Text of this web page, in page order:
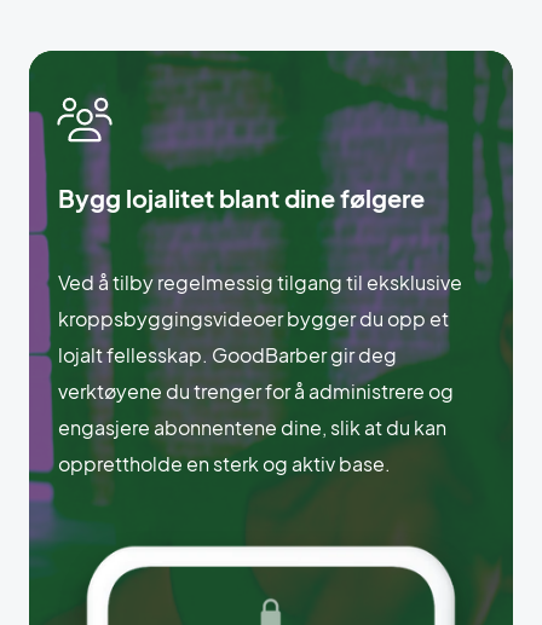
Bygg lojalitet blant dine følgere
Ved å tilby regelmessig tilgang til eksklusive
kroppsbyggingsvideoer bygger du opp et
lojalt fellesskap. GoodBarber gir deg
verktøyene du trenger for å administrere og
engasjere abonnentene dine, slik at du kan
opprettholde en sterk og aktiv base.